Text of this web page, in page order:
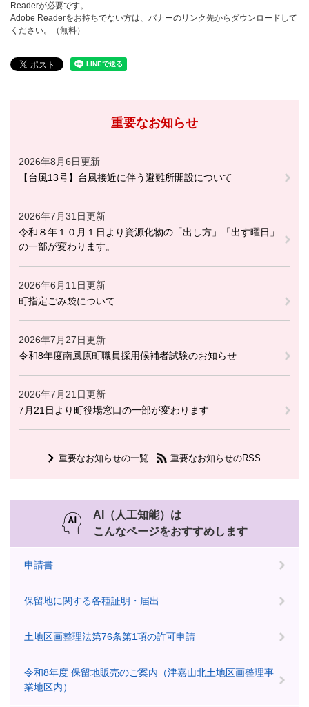
Readerが必要です。
Adobe Readerをお持ちでない方は、バナーのリンク先からダウンロードして
ください。（無料）
重要なお知らせ
2026年8月6日更新
【台風13号】台風接近に伴う避難所開設について
2026年7月31日更新
令和８年１０月１日より資源化物の「出し方」「出す曜日」
の一部が変わります。
2026年6月11日更新
町指定ごみ袋について
2026年7月27日更新
令和8年度南風原町職員採用候補者試験のお知らせ
2026年7月21日更新
7月21日より町役場窓口の一部が変わります
重要なお知らせの一覧 重要なお知らせのRSS
AI（人工知能）は
こんなページをおすすめします
申請書
保留地に関する各種証明・届出
土地区画整理法第76条第1項の許可申請
令和8年度 保留地販売のご案内（津嘉山北土地区画整理事
業地区内）